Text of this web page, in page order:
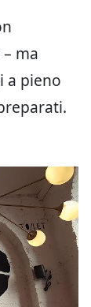
ma
a pieno